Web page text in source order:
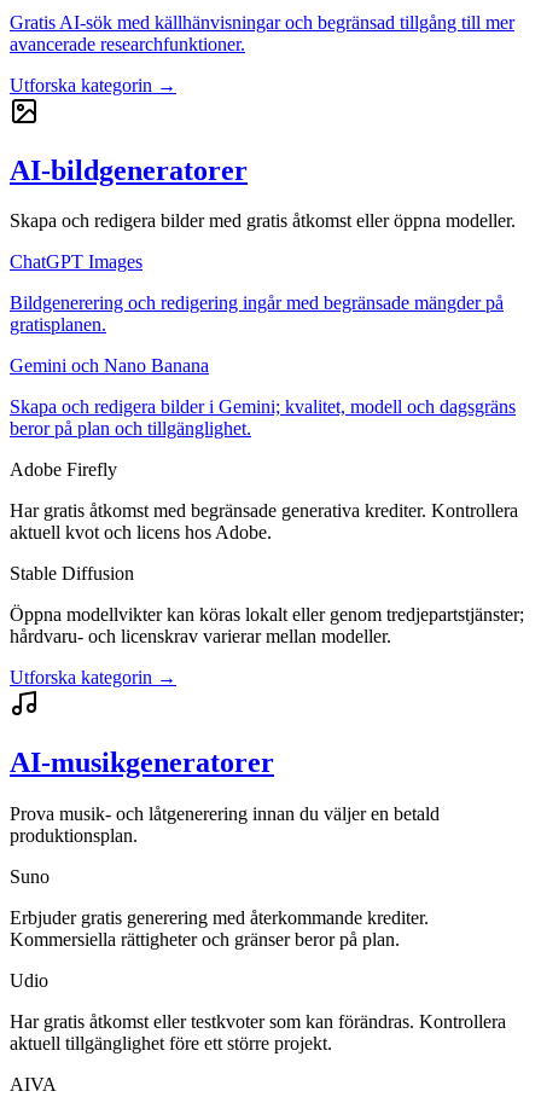
Gratis AI-sök med källhänvisningar och begränsad tillgång till mer
avancerade researchfunktioner.
Utforska kategorin →
AI-bildgeneratorer
Skapa och redigera bilder med gratis åtkomst eller öppna modeller.
ChatGPT Images
Bildgenerering och redigering ingår med begränsade mängder på
gratisplanen.
Gemini och Nano Banana
Skapa och redigera bilder i Gemini; kvalitet, modell och dagsgräns
beror på plan och tillgänglighet.
Adobe Firefly
Har gratis åtkomst med begränsade generativa krediter. Kontrollera
aktuell kvot och licens hos Adobe.
Stable Diffusion
Öppna modellvikter kan köras lokalt eller genom tredjepartstjänster;
hårdvaru- och licenskrav varierar mellan modeller.
Utforska kategorin →
AI-musikgeneratorer
Prova musik- och låtgenerering innan du väljer en betald
produktionsplan.
Suno
Erbjuder gratis generering med återkommande krediter.
Kommersiella rättigheter och gränser beror på plan.
Udio
Har gratis åtkomst eller testkvoter som kan förändras. Kontrollera
aktuell tillgänglighet före ett större projekt.
AIVA